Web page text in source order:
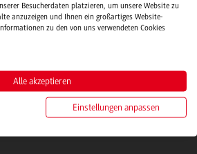
Besucherdaten platzieren, um unsere Website zu
anzuzeigen und Ihnen ein großartiges Website-
zu den von uns verwendeten Cookies
Alle akzeptieren
Einstellungen anpassen